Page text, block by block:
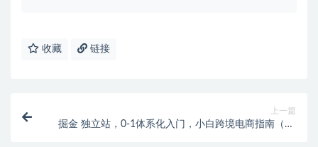
收藏 链接
上一篇
掘金 独立站，0-1体系化入门，小白跨境电商指南（11